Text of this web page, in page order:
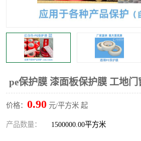
pe保护膜 漆面板保护膜 工地门
价格： 0.90 元/平方米 起
产品数量： 1500000.00平方米
不绣钢板保护膜 两
不锈钢板保护膜 一